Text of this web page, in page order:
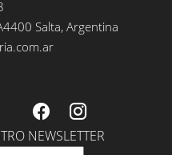
Salta, Argentina
NEWSLETTER